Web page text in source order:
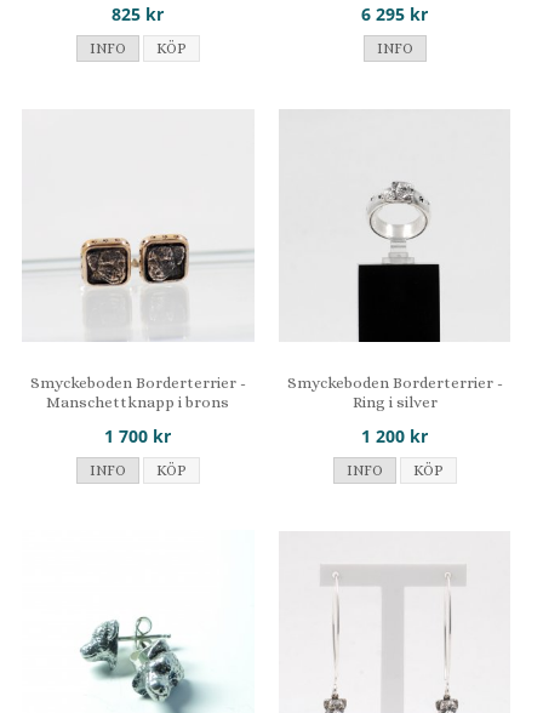
825 kr
INFO KÖP
6 295 kr
INFO
Smyckeboden Borderterrier -
Manschettknapp i brons
1 700 kr
INFO KÖP
Smyckeboden Borderterrier -
Ring i silver
1 200 kr
INFO KÖP